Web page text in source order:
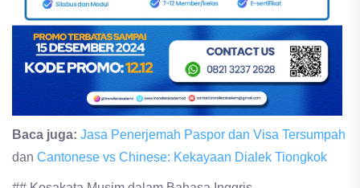
Baca juga: Jasa Penerjemah Paspor dan Visa Tersumpah
dan Cantonese vs Chinese: Kekayaan Dialek Tiongkok